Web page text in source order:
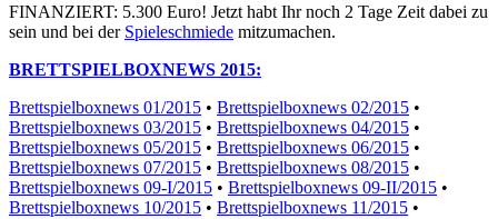
FINANZIERT: 5.300 Euro! Jetzt habt Ihr noch 2 Tage Zeit dabei zu
sein und bei der Spieleschmiede mitzumachen.
BRETTSPIELBOXNEWS 2015:
Brettspielboxnews 01/2015 • Brettspielboxnews 02/2015 •
Brettspielboxnews 03/2015 • Brettspielboxnews 04/2015 •
Brettspielboxnews 05/2015 • Brettspielboxnews 06/2015 •
Brettspielboxnews 07/2015 • Brettspielboxnews 08/2015 •
Brettspielboxnews 09-I/2015 • Brettspielboxnews 09-II/2015 •
Brettspielboxnews 10/2015 • Brettspielboxnews 11/2015 •